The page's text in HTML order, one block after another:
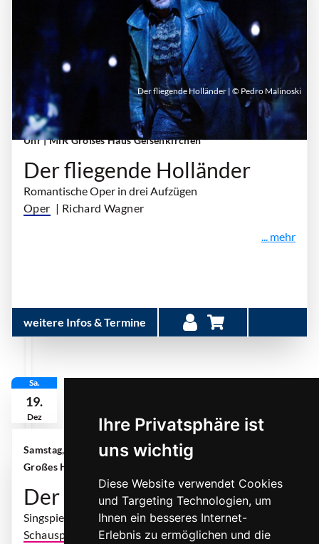
Ihre Privatsphäre ist
uns wichtig
Diese Website verwendet Cookies
und Targeting Technologien, um
Ihnen ein besseres Internet-
Erlebnis zu ermöglichen und die
Freitag, 18. Dezember 2026 | 19:00 Uhr - 21:40
Uhr| MiR Großes Haus Gelsenkirchen
Der fliegende Holländer
Romantische Oper in drei Aufzügen
Oper | Richard Wagner
... mehr
weitere Infos & Termine
Der fliegende Holländer | © Pedro Malinoski
Sa.
19.
Dez
Samstag, 19. Dezember 2026 | 16:00 Uhr
Großes Haus Gelsenkirchen
Der Räuber Hotzenplotz
Singspiel von Sebastian Schwab
Schauspiel
| O. Preußler